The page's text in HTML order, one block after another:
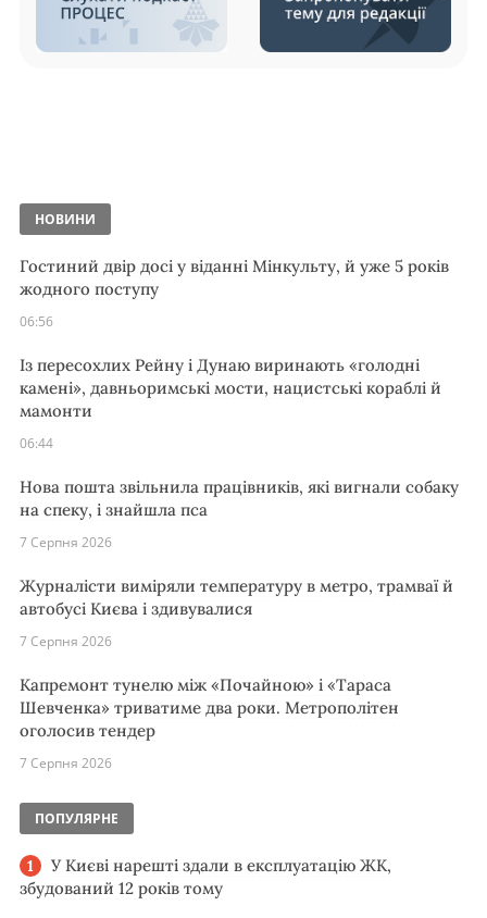
НОВИНИ
Гостиний двір досі у віданні Мінкульту, й уже 5 років
жодного поступу
06:56
Із пересохлих Рейну і Дунаю виринають «голодні
камені», давньоримські мости, нацистські кораблі й
мамонти
06:44
Нова пошта звільнила працівників, які вигнали собаку
на спеку, і знайшла пса
7 Серпня 2026
Журналісти виміряли температуру в метро, трамваї й
автобусі Києва і здивувалися
7 Серпня 2026
Капремонт тунелю між «Почайною» і «Тараса
Шевченка» триватиме два роки. Метрополітен
оголосив тендер
7 Серпня 2026
ПОПУЛЯРНЕ
У Києві нарешті здали в експлуатацію ЖК,
збудований 12 років тому